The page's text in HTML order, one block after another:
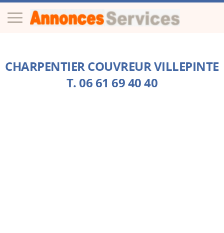
CHARPENTIER COUVREUR VILLEPINTE
T. 06 61 69 40 40